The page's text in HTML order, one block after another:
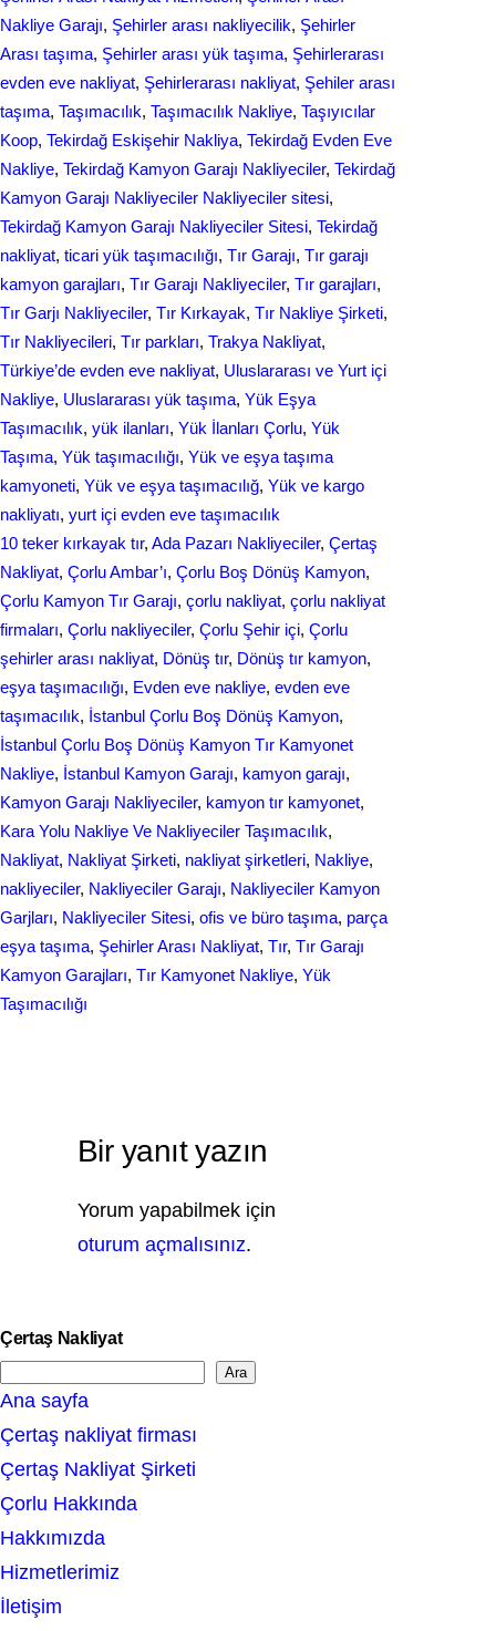
Nakliye Garajı, Şehirler arası nakliyecilik, Şehirler
Arası taşıma, Şehirler arası yük taşıma, Şehirlerarası
evden eve nakliyat, Şehirlerarası nakliyat, Şеhilеr arası
taşıma, Taşımacılık, Taşımacılık Nakliye, Taşıyıcılar
Koop, Tekirdağ Eskişehir Nakliya, Tekirdağ Evden Eve
Nakliye, Tekirdağ Kamyon Garajı Nakliyeciler, Tekirdağ
Kamyon Garajı Nakliyeciler Nakliyeciler sitesi
Tekirdağ Kamyon Garajı Nakliyeciler Sitesi, Tekirdağ
nakliyat, ticari yük taşımacılığı, Tır Garajı, Tır garajı
kamyon garajları, Tır Garajı Nakliyeciler, Tır garajları
Tır Garjı Nakliyeciler, Tır Kırkayak, Tır Nakliye Şirketi
Tır Nakliyecileri, Tır parkları, Trakya Nakliyat
Türkiye’de evden eve nakliyat, Uluslararası ve Yurt içi
Nakliye, Uluslararası yük taşıma, Yük Eşya
Taşımacılık, yük ilanları, Yük İlanları Çorlu, Yük
Taşıma, Yük taşımacılığı, Yük ve eşya taşıma
kamyoneti, Yük ve eşya taşımacılığ, Yük ve kargo
nakliyatı, yurt içi evden еvе taşımacılık
10 teker kırkayak tır, Ada Pazarı Nakliyeciler, Çertaş
Nakliyat, Çorlu Ambar’ı, Çorlu Boş Dönüş Kamyon
Çorlu Kamyon Tır Garajı, çorlu nakliyat, çorlu nakliyat
firmaları, Çorlu nakliyeciler, Çorlu Şehir içi, Çorlu
şehirler arası nakliyat, Dönüş tır, Dönüş tır kamyon
eşya taşımacılığı, Evden eve nakliye, evden eve
taşımacılık, İstanbul Çorlu Boş Dönüş Kamyon
İstanbul Çorlu Boş Dönüş Kamyon Tır Kamyonet
Nakliye, İstanbul Kamyon Garajı, kamyon garajı
Kamyon Garajı Nakliyeciler, kamyon tır kamyonet
Kara Yolu Nakliye Ve Nakliyeciler Taşımacılık
Nakliyat, Nakliyat Şirketi, nakliyat şirketleri, Nakliye
nakliyeciler, Nakliyeciler Garajı, Nakliyeciler Kamyon
Garjları, Nakliyeciler Sitesi, ofis ve büro taşıma, parça
eşya taşıma, Şehirler Arası Nakliyat, Tır, Tır Garajı
Kamyon Garajları, Tır Kamyonet Nakliye, Yük
Taşımacılığı
Bir yanıt yazın
Yorum yapabilmek için
oturum açmalısınız.
Çertaş Nakliyat
e
a
r
c
h
Ara
Ana sayfa
Çertaş nakliyat firması
Çertaş Nakliyat Şirketi
Çorlu Hakkında
Hakkımızda
Hizmetlerimiz
İletişim